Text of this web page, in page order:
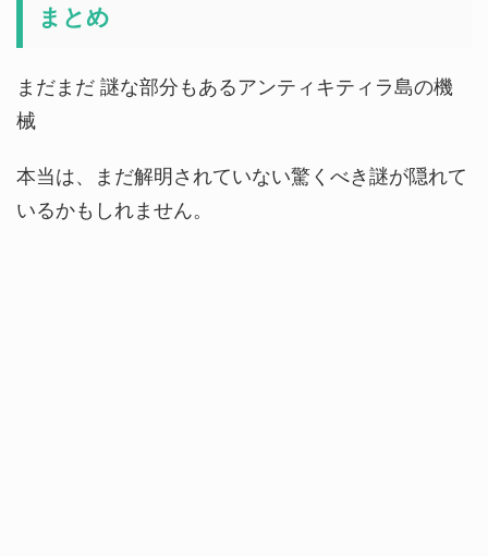
まとめ
まだまだ 謎な部分もあるアンティキティラ島の機
械
本当は、まだ解明されていない驚くべき謎が隠れて
いるかもしれません。